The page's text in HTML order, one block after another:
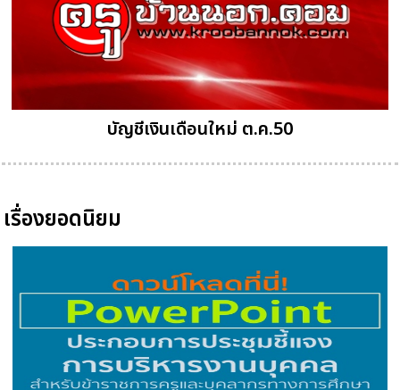
บัญชีเงินเดือนใหม่ ต.ค.50
เรื่องยอดนิยม